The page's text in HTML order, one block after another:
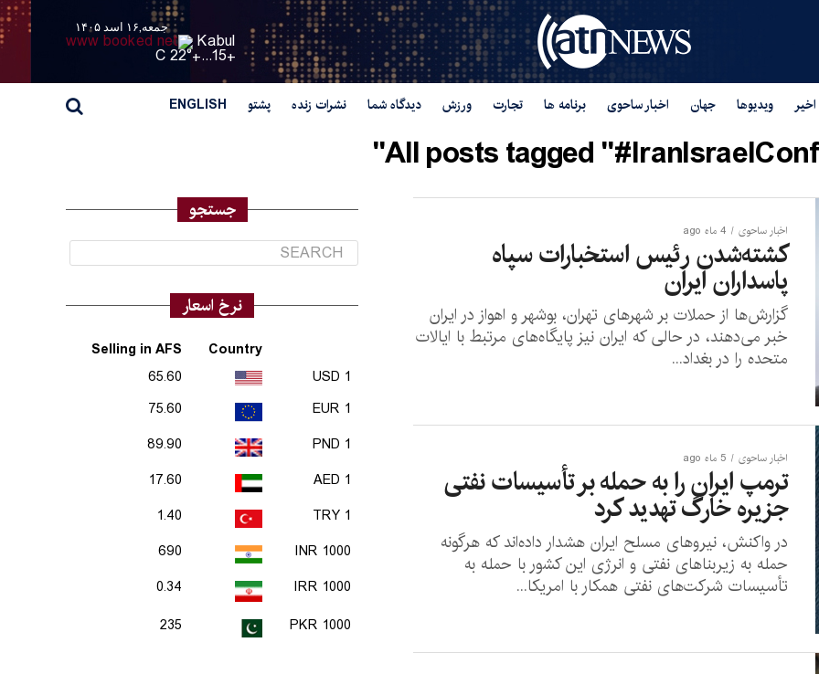
جمعه,۱۶ اسد ۱۴۰۵
Kabul
+
15...
+
22° C
ویدیوها جهان اخبار ساحوی برنامه ها تجارت ورزش دیدگاه شما نشرات زنده پشتو ENGLISH
All posts tagged
اخبار ساحوی 4 ماه ago
کشته‌شدن رئیس استخبارات سپاه
پاسداران ایران
گزارش‌ها از حملات بر شهرهای تهران، بوشهر و اهواز در ایران
خبر می‌دهند، در حالی که ایران نیز پایگاه‌های مرتبط با ایالات
متحده را در بغداد...
اخبار ساحوی 5 ماه ago
ترمپ ایران را به حمله بر تأسیسات نفتی
جزیره خارگ تهدید کرد
در واکنش، نیروهای مسلح ایران هشدار داده‌اند که هرگونه
حمله به زیربناهای نفتی و انرژی این کشور با حمله به
تأسیسات شرکت‌های نفتی همکار با امریکا...
جستجو
نرخ اسعار
Country
Selling in AFS
1 USD
65.60
1 EUR
75.60
1 PND
89.90
1 AED
17.60
1 TRY
1.40
1000 INR
690
1000 IRR
0.34
1000 PKR
235